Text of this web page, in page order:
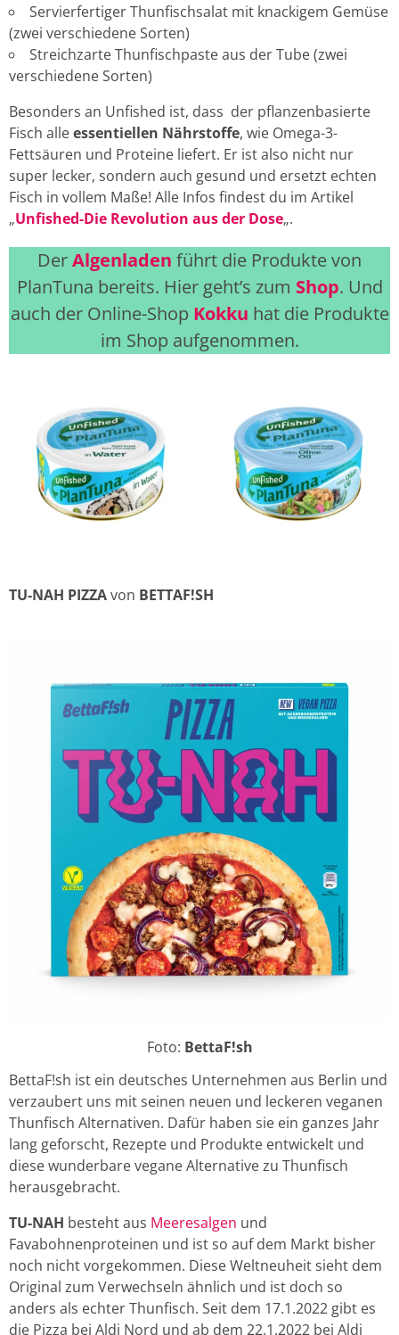
Servierfertiger Thunfischsalat mit knackigem Gemüse
(zwei verschiedene Sorten)
Streichzarte Thunfischpaste aus der Tube (zwei
verschiedene Sorten)
Besonders an Unfished ist, dass der pflanzenbasierte
Fisch alleessentiellen Nährstoffe, wie Omega-3-
Fettsäuren und Proteine liefert. Er ist also nicht nur
super lecker, sondern auch gesund und ersetzt echten
Fisch in vollem Maße! Alle Infos findest du im Artikel
„Unfished-Die Revolution aus der Dose„.
DerAlgenladen führt die Produkte von
PlanTuna bereits. Hier geht’s zum Shop. Und
auch der Online-Shop Kokku hat die Produkte
im Shop aufgenommen.
TU-NAH PIZZAvon BETTAF!SH
Foto: BettaF!sh
BettaF!sh ist ein deutsches Unternehmen aus Berlin und
verzaubert uns mit seinen neuen und leckeren veganen
Thunfisch Alternativen. Dafür haben sie ein ganzes Jahr
lang geforscht, Rezepte und Produkte entwickelt und
diese wunderbare vegane Alternative zu Thunfisch
herausgebracht.
TU-NAH besteht aus Meeresalgen und
Favabohnenproteinen und ist so auf dem Markt bisher
noch nicht vorgekommen. Diese Weltneuheit sieht dem
Original zum Verwechseln ähnlich und ist doch so
anders als echter Thunfisch. Seit dem 17.1.2022 gibt es
die Pizza bei Aldi Nord und ab dem 22.1.2022 bei Aldi